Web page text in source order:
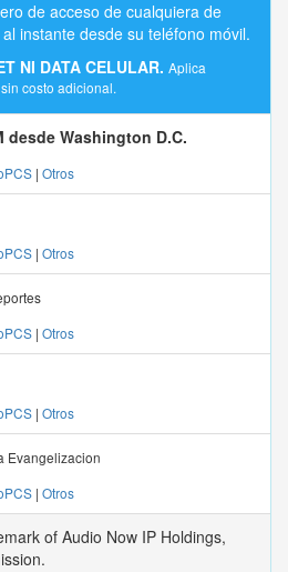
de acceso de cualquiera de
instante desde su teléfono móvil.
NI DATA CELULAR. Aplica
costo adicional.
desde Washington D.C.
| Otros
| Otros
| Otros
| Otros
Evangelizacion
| Otros
of Audio Now IP Holdings,